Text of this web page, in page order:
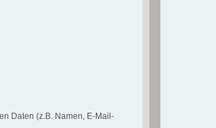
Daten (z.B. Namen, E-Mail-